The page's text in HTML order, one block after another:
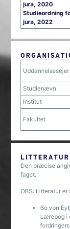
jura, 2020
Studieordning
jura, 2022
Uddannelsesejer
Studienævn
Institut
Fakultet
LITTERATUR
Den præcise
faget.
OBS: Litteratur
Bo von
Lærebog i